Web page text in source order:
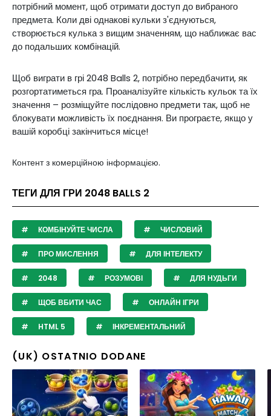
потрібний момент, щоб отримати доступ до вибраного
предмета. Коли дві однакові кульки з'єднуються,
створюється кулька з вищим значенням, що наближає вас
до подальших комбінацій.
Щоб виграти в грі 2048 Balls 2, потрібно передбачити, як
розгортатиметься гра. Проаналізуйте кількість кульок та їх
значення – розміщуйте послідовно предмети так, щоб не
блокувати можливість їх поєднання. Ви програєте, якщо у
вашій коробці закінчиться місце!
Контент з комерційною інформацією.
ТЕГИ ДЛЯ ГРИ 2048 BALLS 2
КОМБІНУЙТЕ ЧИСЛА ЧИСЛОВИЙ
ПРО МИСЛЕННЯ ДЛЯ ІНТЕЛЕКТУ
2048 РОЗУМОВІ ДЛЯ НУДЬГИ
ЩОБ ВБИТИ ЧАС ОНЛАЙН ІГРИ
HTML 5 ІНКРЕМЕНТАЛЬНИЙ
(UK) OSTATNIO DODANE